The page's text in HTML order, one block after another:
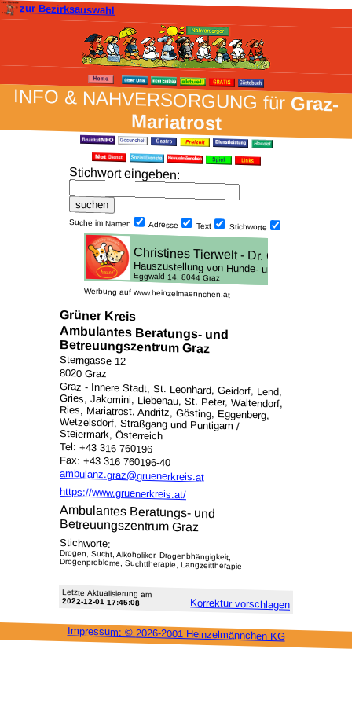
zur Bezirksauswahl
INFO & NAH­VER­SORG­UNG fürGraz-
Mariatrost
Stich­wort ein­geben:
Suche im Namen Adresse Text Stich­worte
Werbung auf www.heinzelmaennchen.at
Grüner Kreis
Ambulantes Beratungs- und
Betreuungszentrum Graz
Sterngasse 12
8020 Graz
Graz - Innere Stadt, St. Leonhard, Geidorf, Lend,
Gries, Jakomini, Liebenau, St. Peter, Waltendorf,
Ries, Mariatrost, Andritz, Gösting, Eggenberg,
Wetzelsdorf, Straßgang und Puntigam /
Steiermark, Österreich
Tel: +43 316 760196
Fax: +43 316 760196-40
ambulanz.graz@gruenerkreis.at
https://www.gruenerkreis.at/
Ambulantes Beratungs- und
Betreuungszentrum Graz
Stichworte:
Drogen, Sucht, Alkoholiker, Drogenbhängigkeit,
Drogenprobleme, Suchttherapie, Langzeittherapie
Letzte Aktu­alisie­rung am
2022-12-01 17:45:08 Korrektur vor­schlagen
Impressum: © 2026-2001 Heinzel­männchen KG